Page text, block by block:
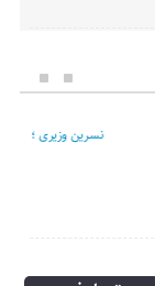
نسرین وزیری ؛